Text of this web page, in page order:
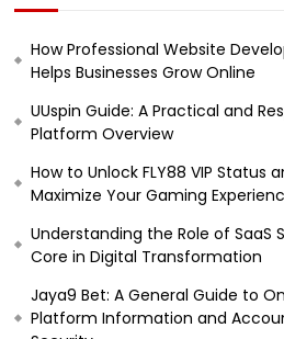
How Professional Website
Helps Businesses Grow Online
UUspin Guide: A Practical and
Platform Overview
How to Unlock FLY88 VIP Status
Maximize Your Gaming
Understanding the Role of SaaS
Core in Digital Transformation
Jaya9 Bet: A General Guide to
Platform Information and